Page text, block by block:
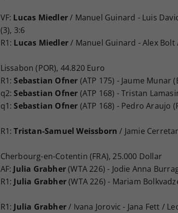
VF: Lucas Miedler/ Manuel Guinard - Luis
(3), 3:6
R1: Lucas Miedler/ Manuel Guinard - Alex Bolt
Lissabon (POR), 44.820 Euro
R1:Sebastian Ofner (ATP 175) - Jaume Munar
q2:Sebastian Ofner (ATP 168) - Tristan
q1:Sebastian Ofner (ATP 168) - Pedro Araujo
R1:Tristan-Samuel Weissborn / Jamie
Cherbourg-en-Cotentin (FRA), 25.000 Dollar
AF: Julia Grabher(WTA 226) - Jodie Anna
R1: Julia Grabher(WTA 226) - Mariam
R1: Julia Grabher/ Ivana Jorovic - Jana Fett /